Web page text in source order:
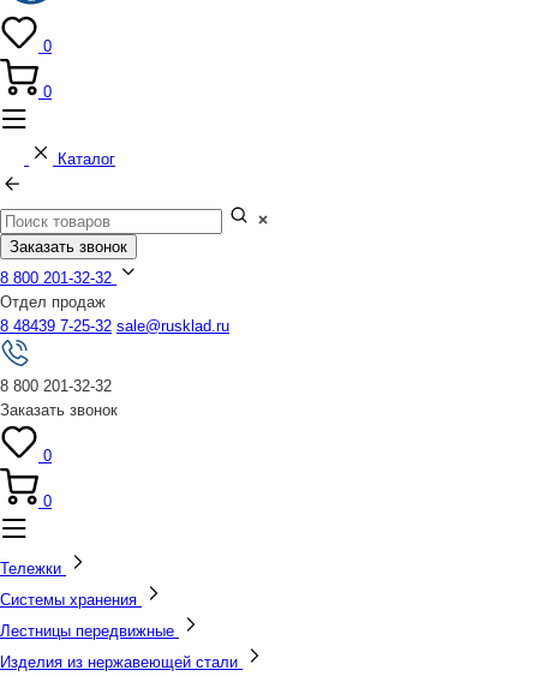
0
0
Каталог
Заказать звонок
8 800 201-32-32
Отдел продаж
8 48439 7-25-32 sale@rusklad.ru
8 800 201-32-32
Заказать звонок
0
0
Тележки
Системы хранения
Лестницы передвижные
Изделия из нержавеющей стали